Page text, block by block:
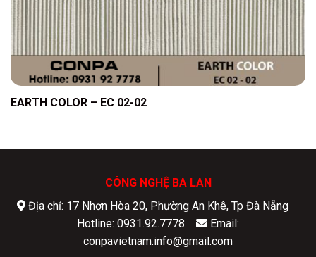
EARTH COLOR – EC 02-02
CÔNG NGHỆ BA LAN
Địa chỉ: 17 Nhơn Hòa 20, Phường An Khê, Tp Đà Nẵng
Hotline: 0931.92.7778
Email:
conpavietnam.info@gmail.com